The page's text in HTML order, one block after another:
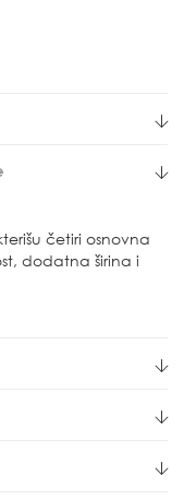
četiri osnovna
dodatna širina i